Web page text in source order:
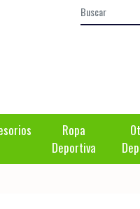
Ropa
Deportiva